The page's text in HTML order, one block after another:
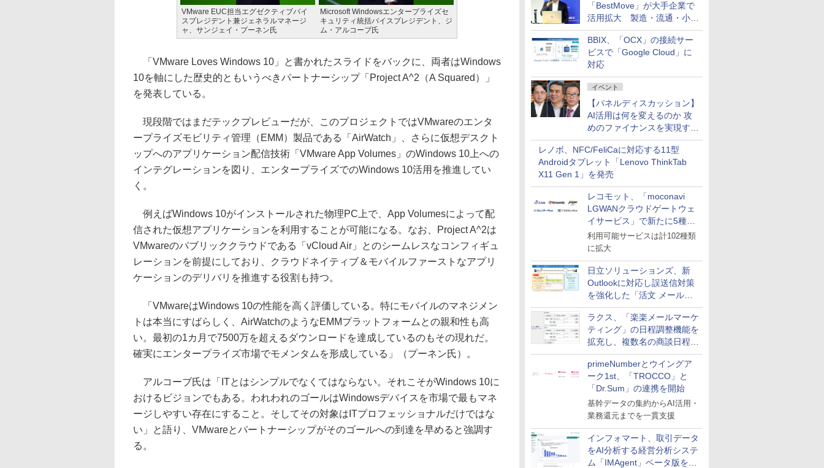
「BestMove」が大手企業で
活用拡大 製造・流通・小売
企業・広告代理店などが実装
フェーズへ
BBIX、「OCX」の接続サー
ビスで「Google Cloud」に
対応
イベント
【パネルディスカッション】
AI活用は何を変えるのか 攻
めのファイナンスを実現する
業務設計とマインドセット変
革
レノボ、NFC/FeliCaに対応する11型
Androidタブレット「Lenovo ThinkTab
X11 Gen 1」を発売
レコモット、「moconavi
LGWANクラウドゲートウェ
イサービス」で新たに5種類
のサービスと連携開始
利用可能サービスは計102種類
に拡大
日立ソリューションズ、新
Outlookに対応し誤送信対策
を強化した「活文 メール誤
送信防止アドインサービス」
を提供
ラクス、「楽楽メールマーケ
ティング」の日程調整機能を
拡充し、複数名の商談日程調
整を効率化
primeNumberとウイングア
ーク1st、「TROCCO」と
「Dr.Sum」の連携を開始
基幹データの集約からAI活用・
業務還元までを一貫支援
インフォマート、取引データ
をAI分析する経営分析システ
ム「IMAgent」ベータ版を提
VMware EUC担当エグゼクティブバイ
スプレジデント兼ジェネラルマネージ
ャ、サンジェイ・プーネン氏
Microsoft Windowsエンタープライズセ
キュリティ統括バイスプレジデント、ジ
ム・アルコーブ氏
「VMware Loves Windows 10」と書かれたスライドをバックに、両者はWindows
10を軸にした歴史的ともいうべきパートナーシップ「Project A^2（A Squared）」
を発表している。
現段階ではまだテックプレビューだが、このプロジェクトではVMwareのエンタ
ープライズモビリティ管理（EMM）製品である「AirWatch」、さらに仮想デスクト
ップへのアプリケーション配信技術「VMware App Volumes」のWindows 10上への
インテグレーションを図り、エンタープライズでのWindows 10活用を推進してい
く。
例えばWindows 10がインストールされた物理PC上で、App Volumesによって配
信された仮想アプリケーションを利用することが可能になる。なお、Project A^2は
VMwareのパブリッククラウドである「vCloud Air」とのシームレスなコンフィギュ
レーションを前提にしており、クラウドネイティブ＆モバイルファーストなアプリ
ケーションのデリバリを推進する役割も持つ。
「VMwareはWindows 10の性能を高く評価している。特にモバイルのマネジメン
トは本当にすばらしく、AirWatchのようなEMMプラットフォームとの親和性も高
い。最初の1カ月で7500万を超えるダウンロードを達成しているのもその現れだ。
確実にエンタープライズ市場でモメンタムを形成している」（プーネン氏）。
アルコーブ氏は「ITとはシンプルでなくてはならない。それこそがWindows 10に
おけるビジョンでもある。われわれのゴールはWindowsデバイスを市場で最もマネ
ージしやすい存在にすること。そしてその対象はITプロフェッショナルだけではな
い」と語り、VMwareとパートナーシップがそのゴールへの到達を早めると強調す
る。